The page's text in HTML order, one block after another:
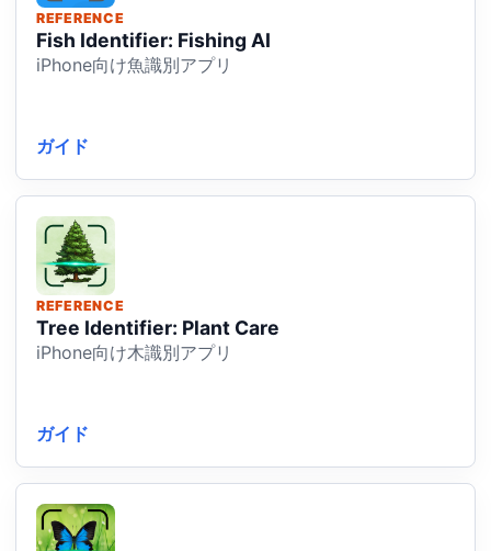
REFERENCE
Fish Identifier: Fishing AI
iPhone向け魚識別アプリ
ガイド
REFERENCE
Tree Identifier: Plant Care
iPhone向け木識別アプリ
ガイド